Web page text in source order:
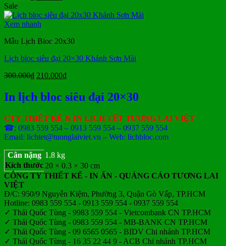
là:
109.000₫.
tại
Sale
Xem nhanh
Mẫu Lịch Bloc 20x30
Lịch bloc siêu đại 20×30 Khánh Sơn Mài
300.000₫ Giá
là:
300.000₫.
210.000₫Giá
tại
là:
In lịch bloc siêu đại 20×30
CTY THIẾT KẾ & IN LỊCH TẾT TƯƠNG LAI VIỆT
☎: 0983 559 554 – 0913 559 554 – 0937 559 554
Email: lichtet@tuonglaiviet.vn – Web: lichbloc.com
Cân nặng 1.8 kg
Kích thước 20 × 0.3 × 30 cm
CÔNG TY THIẾT KẾ - IN ẤN - QUẢNG CÁO TƯƠNG LAI
VIỆT
Đ/C: 950/9 Nguyễn Kiệm, Phường 3, Quận Gò Vấp, TP.HCM
Hotline: 0983 559 554 - 0913 559 554 - 0937 559 554
✓ Thái Quốc Tùng - 9983 559 554 - Vietcombank CN TP.HCM
✓ Thái Quốc Tùng - 0983 559 554 - MB-BANK CN TP.HCM
✓ Thái Quốc Tùng - 09 6565 0565 - BIDV Chi nhánh TP.HCM
✓ Thái Quốc Tùng - 16 35 22 44 9 - ACB Chi nhánh TP.HCM